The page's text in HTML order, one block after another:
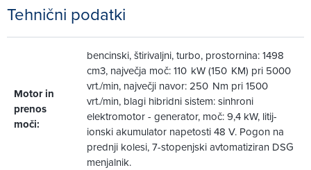
Tehnični podatki
Motor in
prenos
moči:
bencinski, štirivaljni, turbo, prostornina: 1498
cm3, največja moč: 110 kW (150 KM) pri 5000
vrt./min, največji navor: 250 Nm pri 1500
vrt./min, blagi hibridni sistem: sinhroni
elektromotor - generator, moč: 9,4 kW, litij-
ionski akumulator napetosti 48 V. Pogon na
prednji kolesi, 7-stopenjski avtomatiziran DSG
menjalnik.